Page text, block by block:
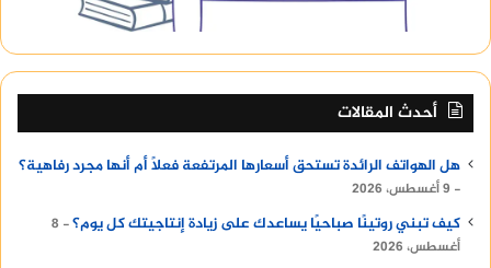
أحدث المقالات
هل الهواتف الرائدة تستحق أسعارها المرتفعة فعلًا أم أنها مجرد رفاهية؟
9 أغسطس، 2026
كيف تبني روتينًا صباحيًا يساعدك على زيادة إنتاجيتك كل يوم؟
8
أغسطس، 2026